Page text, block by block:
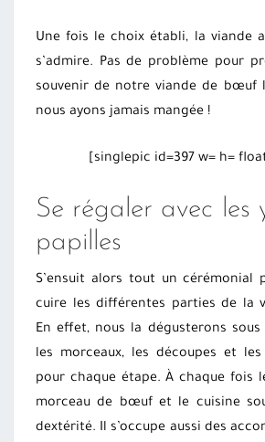
Une fois le choix établi, la viande
s’admire. Pas de problème pour
souvenir de notre viande de bœuf
nous ayons jamais mangée !
[singlepic id=397 w= h=
Se régaler avec les
papilles
S’ensuit alors tout un cérémonial
cuire les différentes parties de la
En effet, nous la dégusterons
les morceaux, les découpes et
pour chaque étape. À chaque fois
morceau de bœuf et le cuisine
dextérité. Il s’occupe aussi des